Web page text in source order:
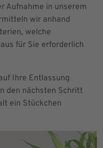
Aufnahme in unserem
wir anhand
welche
für Sie erforderlich
Ihre Entlassung
den nächsten Schritt
ein Stückchen